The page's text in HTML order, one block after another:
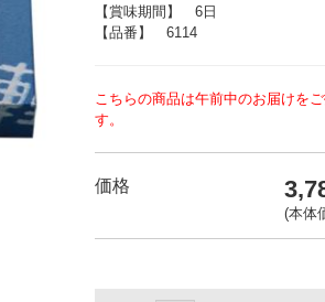
【賞味期間】 6日
【品番】 6114
こちらの商品は午前中のお届けを
す。
価格
(本体